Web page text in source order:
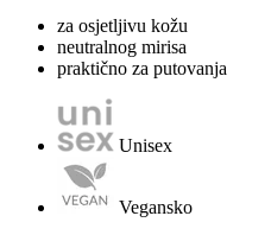
za osjetljivu kožu
neutralnog mirisa
praktično za putovanja
Unisex
Vegansko